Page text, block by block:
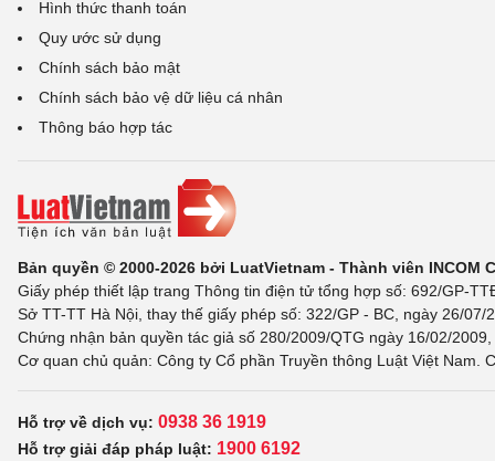
Hình thức thanh toán
Quy ước sử dụng
Chính sách bảo mật
Chính sách bảo vệ dữ liệu cá nhân
Thông báo hợp tác
Bản quyền © 2000-2026 bởi LuatVietnam - Thành viên INCOM
Giấy phép thiết lập trang Thông tin điện tử tổng hợp số: 692/GP-
Sở TT-TT Hà Nội, thay thế giấy phép số: 322/GP - BC, ngày 26/
Chứng nhận bản quyền tác giả số 280/2009/QTG ngày 16/02/
Cơ quan chủ quản: Công ty Cổ phần Truyền thông Luật Việt Nam.
Hỗ trợ về dịch vụ: 0938 36 1919
Hỗ trợ giải đáp pháp luật: 1900 6192